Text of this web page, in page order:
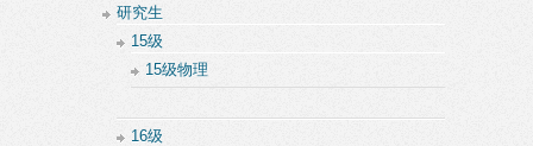
研究生
15级
15级物理
16级